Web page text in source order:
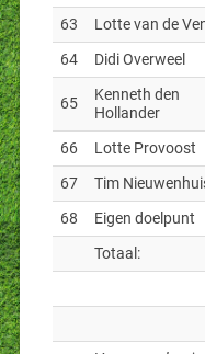
63
Lotte van de
64
Didi Overweel
65
Kenneth den
Hollander
66 Lotte Provoost
67
Tim
68
Eigen doelpunt
Totaal: